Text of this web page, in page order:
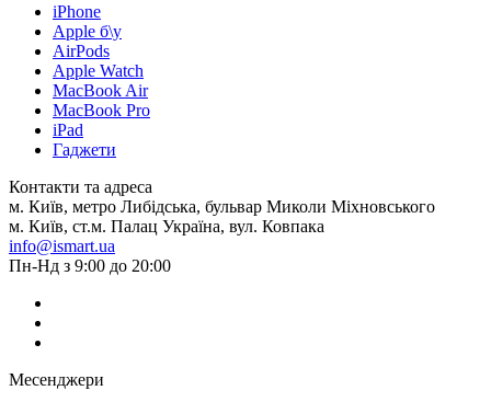
iPhone
Apple б\у
AirPods
Apple Watch
MacBook Air
MacBook Pro
iPad
Гаджети
Контакти та адреса
м. Київ, метро Либідська, бульвар Миколи Міхновського
м. Київ, ст.м. Палац Україна, вул. Ковпака
info@ismart.ua
Пн-Нд з 9:00 до 20:00
Месенджери